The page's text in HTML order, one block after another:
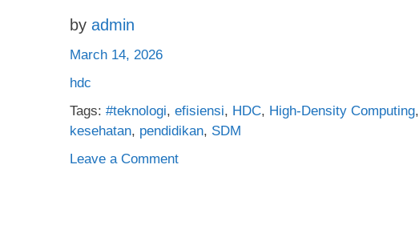
by admin
March 14, 2026
hdc
Tags: #teknologi, efisiensi, HDC, High-Density Computing,
kesehatan, pendidikan, SDM
Leave a Commenton